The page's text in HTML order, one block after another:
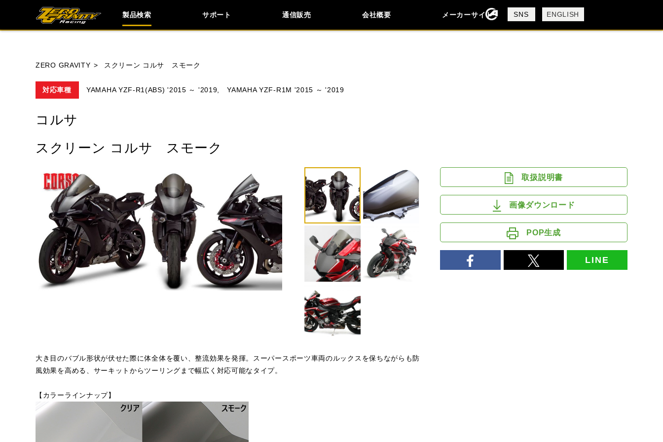
製品検索 サポート 通信販売 会社概要
会社概要
採用情報
メーカーサイト SNS ENGLISH
閉じる
ZERO GRAVITY スクリーン コルサ スモーク
対応車種 YAMAHA YZF-R1(ABS) '2015 ～ '2019, YAMAHA YZF-R1M '2015 ～ '2019
コルサ
スクリーン コルサ スモーク
大き目のバブル形状が伏せた際に体全体を覆い、整流効果を発揮。スーパースポーツ車両のルックスを保ちながらも防
風効果を高める、サーキットからツーリングまで幅広く対応可能なタイプ。
【カラーラインナップ】
取扱説明書
画像ダウンロード
POP生成
LINE